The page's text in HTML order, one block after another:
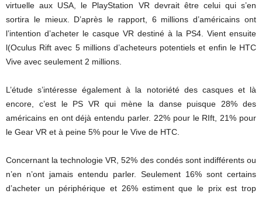
virtuelle aux USA, le PlayStation VR devrait être celui qui s’en
sortira le mieux. D’après le rapport, 6 millions d’américains ont
l’intention d’acheter le casque VR destiné à la PS4. Vient ensuite
l(Oculus Rift avec 5 millions d’acheteurs potentiels et enfin le HTC
Vive avec seulement 2 millions.
L’étude s’intéresse également à la notoriété des casques et là
encore, c’est le PS VR qui mène la danse puisque 28% des
américains en ont déjà entendu parler. 22% pour le RIft, 21% pour
le Gear VR et à peine 5% pour le Vive de HTC.
Concernant la technologie VR, 52% des condés sont indifférents ou
n’en n’ont jamais entendu parler. Seulement 16% sont certains
d’acheter un périphérique et 26% estiment que le prix est trop